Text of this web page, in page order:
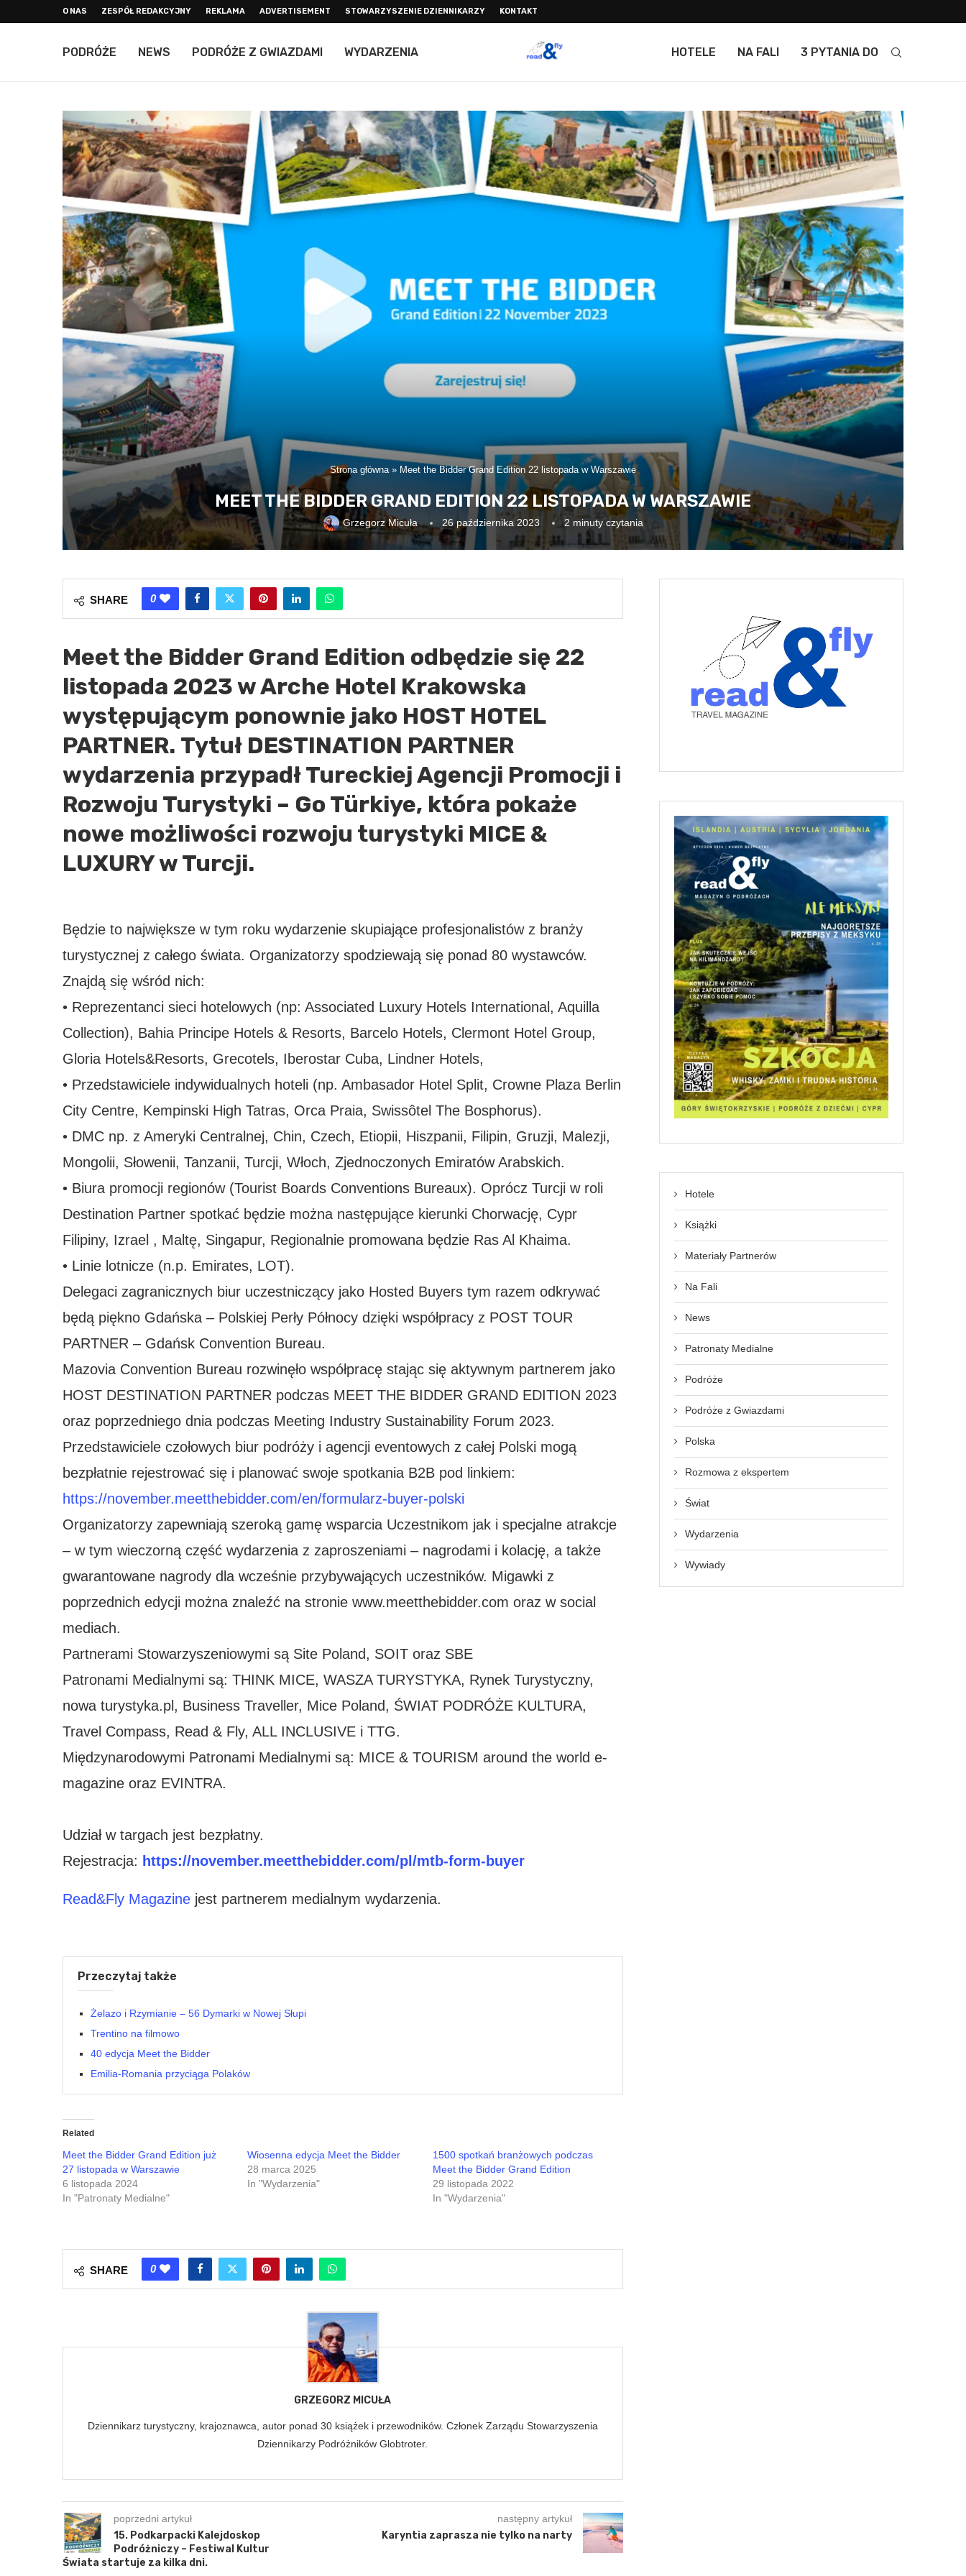
O NAS ZESPÓŁ REDAKCYJNY REKLAMA ADVERTISEMENT STOWARZYSZENIE DZIENNIKARZY KONTAKT
PODRÓŻE NEWS PODRÓŻE Z GWIAZDAMI WYDARZENIA HOTELE NA FALI 3 PYTANIA DO
Strona główna » Meet the Bidder Grand Edition 22 listopada w Warszawie
MEET THE BIDDER GRAND EDITION 22 LISTOPADA W WARSZAWIE
Grzegorz Micuła 26 października 2023 2 minuty czytania
SHARE 0
Meet the Bidder Grand Edition odbędzie się 22
listopada 2023 w Arche Hotel Krakowska
występującym ponownie jako HOST HOTEL
PARTNER. Tytuł DESTINATION PARTNER
wydarzenia przypadł Tureckiej Agencji Promocji i
Rozwoju Turystyki – Go Türkiye, która pokaże
nowe możliwości rozwoju turystyki MICE &
LUXURY w Turcji.
Będzie to największe w tym roku wydarzenie skupiające profesjonalistów z branży
turystycznej z całego świata. Organizatorzy spodziewają się ponad 80 wystawców.
Znajdą się wśród nich:
• Reprezentanci sieci hotelowych (np: Associated Luxury Hotels International, Aquilla
Collection), Bahia Principe Hotels & Resorts, Barcelo Hotels, Clermont Hotel Group,
Gloria Hotels&Resorts, Grecotels, Iberostar Cuba, Lindner Hotels,
• Przedstawiciele indywidualnych hoteli (np. Ambasador Hotel Split, Crowne Plaza Berlin
City Centre, Kempinski High Tatras, Orca Praia, Swissôtel The Bosphorus).
• DMC np. z Ameryki Centralnej, Chin, Czech, Etiopii, Hiszpanii, Filipin, Gruzji, Malezji,
Mongolii, Słowenii, Tanzanii, Turcji, Włoch, Zjednoczonych Emiratów Arabskich.
• Biura promocji regionów (Tourist Boards Conventions Bureaux). Oprócz Turcji w roli
Destination Partner spotkać będzie można następujące kierunki Chorwację, Cypr
Filipiny, Izrael , Maltę, Singapur, Regionalnie promowana będzie Ras Al Khaima.
• Linie lotnicze (n.p. Emirates, LOT).
Delegaci zagranicznych biur uczestniczący jako Hosted Buyers tym razem odkrywać
będą piękno Gdańska – Polskiej Perły Północy dzięki współpracy z POST TOUR
PARTNER – Gdańsk Convention Bureau.
Mazovia Convention Bureau rozwinęło współpracę stając się aktywnym partnerem jako
HOST DESTINATION PARTNER podczas MEET THE BIDDER GRAND EDITION 2023
oraz poprzedniego dnia podczas Meeting Industry Sustainability Forum 2023.
Przedstawiciele czołowych biur podróży i agencji eventowych z całej Polski mogą
bezpłatnie rejestrować się i planować swoje spotkania B2B pod linkiem:
https://november.meetthebidder.com/en/formularz-buyer-polski
Organizatorzy zapewniają szeroką gamę wsparcia Uczestnikom jak i specjalne atrakcje
– w tym wieczorną część wydarzenia z zaproszeniami – nagrodami i kolację, a także
gwarantowane nagrody dla wcześnie przybywających uczestników. Migawki z
poprzednich edycji można znaleźć na stronie www.meetthebidder.com oraz w social
mediach.
Partnerami Stowarzyszeniowymi są Site Poland, SOIT oraz SBE
Patronami Medialnymi są: THINK MICE, WASZA TURYSTYKA, Rynek Turystyczny,
nowa turystyka.pl, Business Traveller, Mice Poland, ŚWIAT PODRÓŻE KULTURA,
Travel Compass, Read & Fly, ALL INCLUSIVE i TTG.
Międzynarodowymi Patronami Medialnymi są: MICE & TOURISM around the world e-
magazine oraz EVINTRA.
Udział w targach jest bezpłatny.
Rejestracja: https://november.meetthebidder.com/pl/mtb-form-buyer
Read&Fly Magazine jest partnerem medialnym wydarzenia.
Przeczytaj także
Żelazo i Rzymianie – 56 Dymarki w Nowej Słupi
Trentino na filmowo
40 edycja Meet the Bidder
Emilia-Romania przyciąga Polaków
Related
Meet the Bidder Grand Edition już
27 listopada w Warszawie
6 listopada 2024
In "Patronaty Medialne"
Wiosenna edycja Meet the Bidder
28 marca 2025
In "Wydarzenia"
1500 spotkań branżowych podczas
Meet the Bidder Grand Edition
29 listopada 2022
In "Wydarzenia"
SHARE 0
GRZEGORZ MICUŁA
Dziennikarz turystyczny, krajoznawca, autor ponad 30 książek i przewodników. Członek Zarządu Stowarzyszenia
Dziennikarzy Podróżników Globtroter.
poprzedni artykuł
15. Podkarpacki Kalejdoskop
Podróżniczy – Festiwal Kultur
Świata startuje za kilka dni.
następny artykuł
Karyntia zaprasza nie tylko na narty
Hotele
Książki
Materiały Partnerów
Na Fali
News
Patronaty Medialne
Podróże
Podróże z Gwiazdami
Polska
Rozmowa z ekspertem
Świat
Wydarzenia
Wywiady